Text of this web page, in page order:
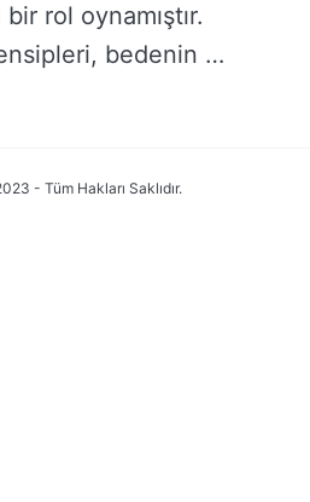
rol oynamıştır.
bedenin …
- Tüm Hakları Saklıdır.